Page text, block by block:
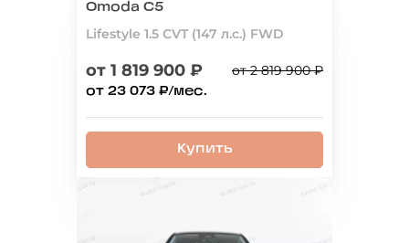
Omoda C5
Lifestyle 1.5 CVT (147 л.с.) FWD
от 1 819 900 ₽ от 2 819 900 ₽
от 23 073 ₽/мес.
Купить